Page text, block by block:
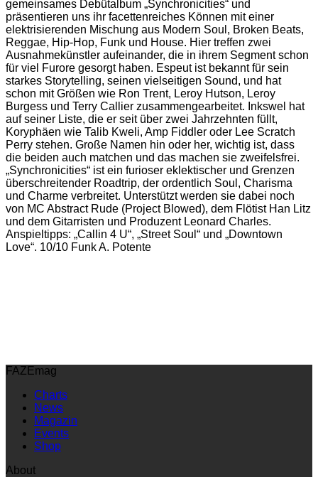
gemeinsames Debütalbum „Synchronicities“ und
präsentieren uns ihr facettenreiches Können mit einer
elektrisierenden Mischung aus Modern Soul, Broken Beats,
Reggae, Hip-Hop, Funk und House. Hier treffen zwei
Ausnahmekünstler aufeinander, die in ihrem Segment schon
für viel Furore gesorgt haben. Espeut ist bekannt für sein
starkes Storytelling, seinen vielseitigen Sound, und hat
schon mit Größen wie Ron Trent, Leroy Hutson, Leroy
Burgess und Terry Callier zusammengearbeitet. Inkswel hat
auf seiner Liste, die er seit über zwei Jahrzehnten füllt,
Koryphäen wie Talib Kweli, Amp Fiddler oder Lee Scratch
Perry stehen. Große Namen hin oder her, wichtig ist, dass
die beiden auch matchen und das machen sie zweifelsfrei.
„Synchronicities“ ist ein furioser eklektischer und Grenzen
überschreitender Roadtrip, der ordentlich Soul, Charisma
und Charme verbreitet. Unterstützt werden sie dabei noch
von MC Abstract Rude (Project Blowed), dem Flötist Han Litz
und dem Gitarristen und Produzent Leonard Charles.
Anspieltipps: „Callin 4 U“, „Street Soul“ und „Downtown
Love“. 10/10 Funk A. Potente
FAZEmag
Charts
News
Magazin
Events
Shop
About